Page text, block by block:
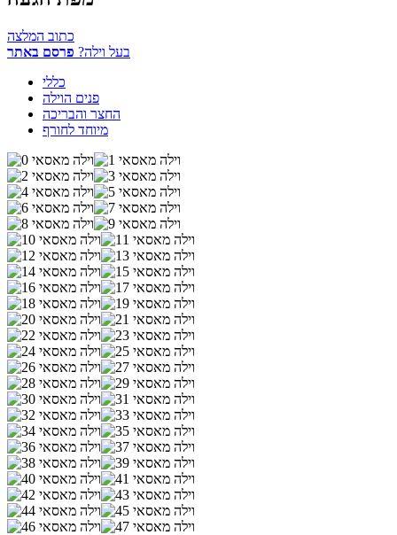
כתוב המלצה
בעל וילה? פרסם באתר
כללי
פנים הוילה
החצר והבריכה
מיוחד לחורף